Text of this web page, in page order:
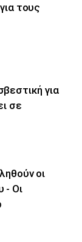
τους
για
σε
οι
- Οι